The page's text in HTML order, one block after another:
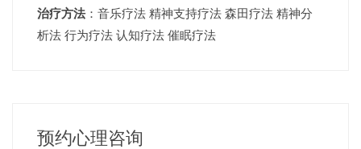
治疗方法：音乐疗法 精神支持疗法 森田疗法 精神分
析法 行为疗法 认知疗法 催眠疗法
预约心理咨询